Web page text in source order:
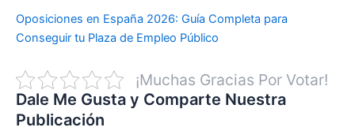
Oposiciones en España 2026: Guía Completa para
Conseguir tu Plaza de Empleo Público
¡Muchas Gracias Por Votar!
Dale Me Gusta y Comparte Nuestra
Publicación